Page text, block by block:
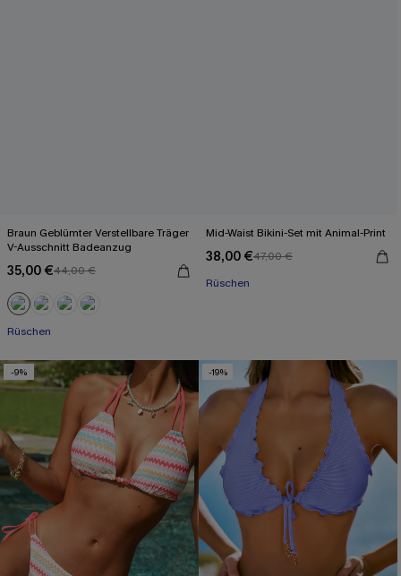
Braun Geblümter Verstellbare Träger
V-Ausschnitt Badeanzug
35,00 €44,00 €
Rüschen
Mid-Waist Bikini-Set mit Animal-Print
38,00 €47,00 €
Rüschen
-9% -19%